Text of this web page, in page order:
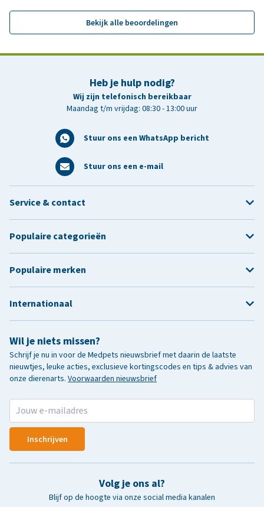
Bekijk alle beoordelingen
Heb je hulp nodig?
Wij zijn telefonisch bereikbaar
Maandag t/m vrijdag: 08:30 - 13:00 uur
Stuur ons een WhatsApp bericht
Stuur ons een e-mail
Wil je niets missen?
Schrijf je nu in voor de Medpets nieuwsbrief met daarin de laatste
nieuwtjes, leuke acties, exclusieve kortingscodes en tips & advies van
onze dierenarts. Voorwaarden nieuwsbrief
Inschrijven
Volg je ons al?
Blijf op de hoogte via onze social media kanalen
Service & contact
Populaire categorieën
Populaire merken
Internationaal